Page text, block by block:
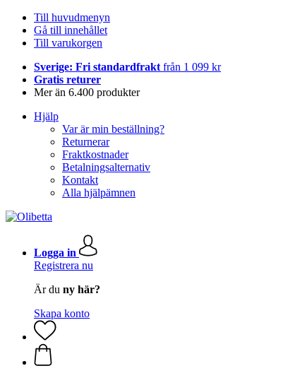
Till huvudmenyn
Gå till innehållet
Till varukorgen
Sverige: Fri standardfrakt från 1 099 kr
Gratis returer
Mer än 6.400 produkter
Hjälp
Var är min beställning?
Returnerar
Fraktkostnader
Betalningsalternativ
Kontakt
Alla hjälpämnen
Logga in
Registrera nu
Är du ny här?
Skapa konto